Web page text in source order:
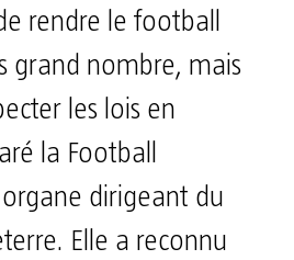
rendre le football
grand nombre, mais
les lois en
la Football
dirigeant du
Elle a reconnu